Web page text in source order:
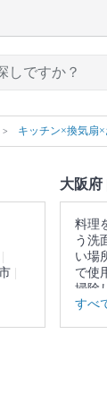
キッチン×換気扇
大阪府
料理
う洗
い場
で使
掃除
かな
▼表
すべ